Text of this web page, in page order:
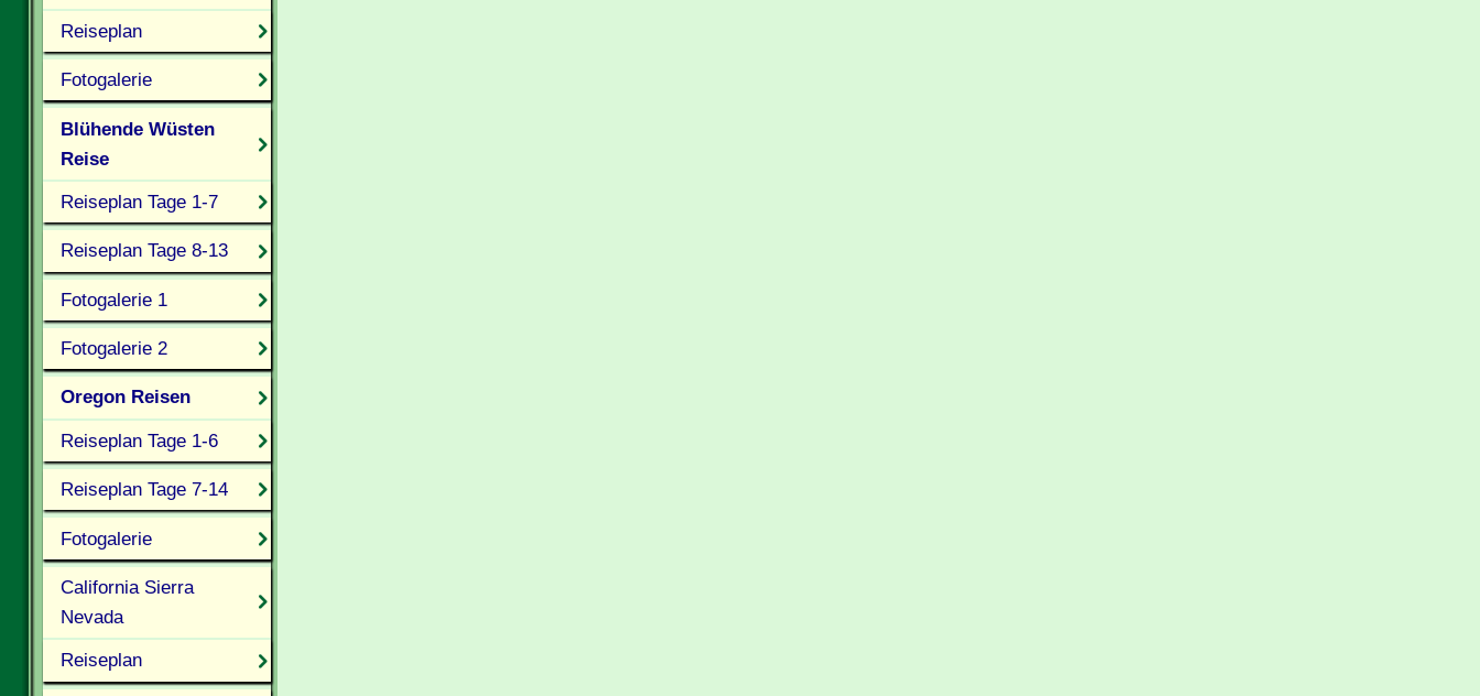
Reiseplan
Fotogalerie
Blühende Wüsten
Reise
Reiseplan Tage 1-7
Reiseplan Tage 8-13
Fotogalerie 1
Fotogalerie 2
Oregon Reisen
Reiseplan Tage 1-6
Reiseplan Tage 7-14
Fotogalerie
California Sierra
Nevada
Reiseplan